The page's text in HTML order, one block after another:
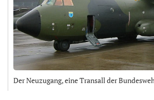
Der Neuzugang, eine Transall der